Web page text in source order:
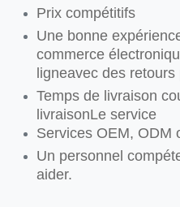
Prix compétitifs
Une bonne
commerce
ligneavec des
Temps de livraison
livraisonLe service
Services OEM, ODM
Un personnel
aider.